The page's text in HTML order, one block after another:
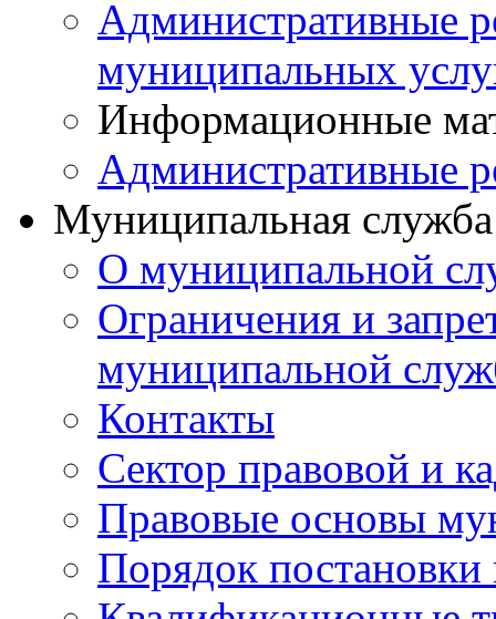
Административные
муниципальных
Информационные
Административные
Муниципальная служба
О муниципальной
Ограничения и
муниципальной
Контакты
Сектор правовой и
Правовые основы
Порядок постановки